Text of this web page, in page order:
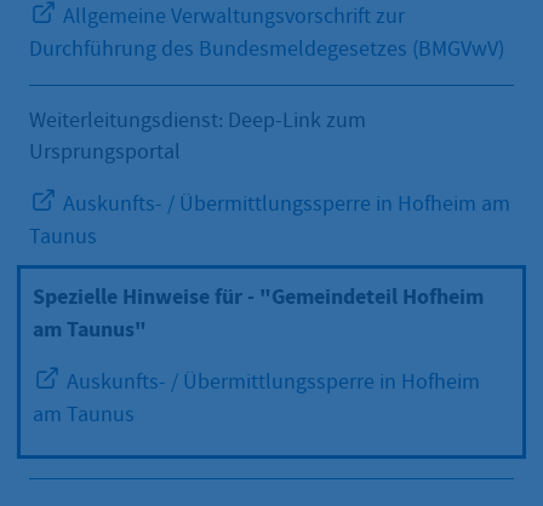
Allgemeine Verwaltungsvorschrift zur
Durchführung des Bundesmeldegesetzes (BMGVwV)
Weiterleitungsdienst: Deep-Link zum
Ursprungsportal
Auskunfts- / Übermittlungssperre in Hofheim am
Taunus
Spezielle Hinweise für - "Gemeindeteil Hofheim
am Taunus"
Auskunfts- / Übermittlungssperre in Hofheim
am Taunus